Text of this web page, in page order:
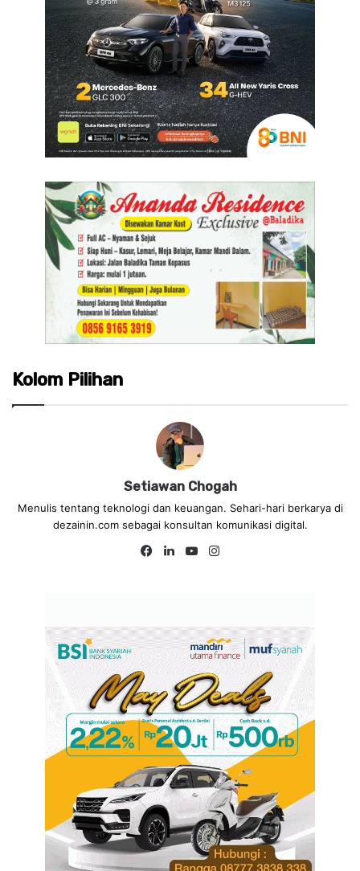
Kolom Pilihan
Setiawan Chogah
Menulis tentang teknologi dan keuangan. Sehari-hari berkarya di
dezainin.com sebagai konsultan komunikasi digital.
Fa
Lin
Yo